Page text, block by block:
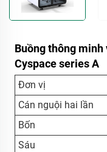
Buồng thông minh
Cyspace series A
Đơn vị
Cán nguội hai lần
Bốn
Sáu